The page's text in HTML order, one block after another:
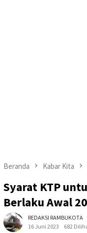
Beranda Kabar Kita
Syarat KTP
Berlaku Awal
REDAKSI RAMBUKOTA
16 Juni 2023
682